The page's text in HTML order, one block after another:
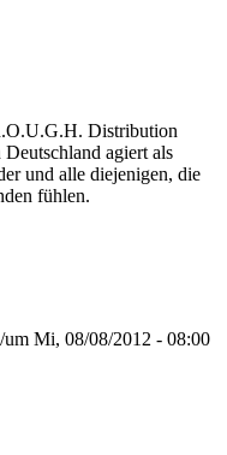
Distribution
agiert als
und alle diejenigen, die
fühlen.
um Mi, 08/08/2012 - 08:00